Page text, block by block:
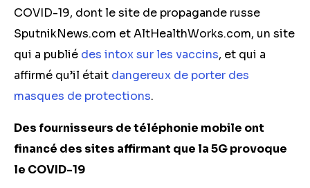
COVID-19, dont le site de propagande russe
SputnikNews.com et AltHealthWorks.com, un site
qui a publié des intox sur les vaccins, et qui a
affirmé qu’il était dangereux de porter des
masques de protections.
Des fournisseurs de téléphonie mobile ont
financé des sites affirmant que la 5G provoque
le COVID-19